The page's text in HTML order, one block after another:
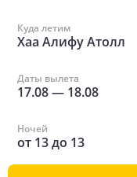
Куда летим
Хаа Алифу Атолл
Даты вылета
17.08— 18.08
Ночей
от 13до 13